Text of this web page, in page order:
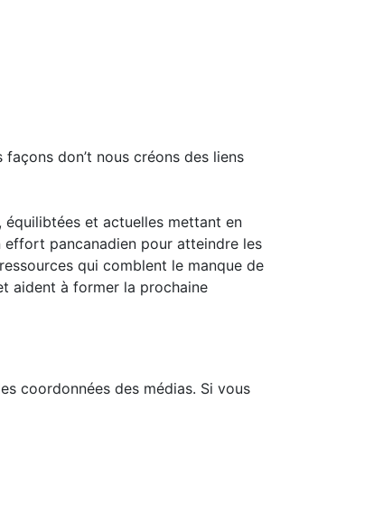
don’t nous créons des liens
et actuelles mettant en
effort pancanadien pour atteindre les
qui comblent le manque de
aident à former la prochaine
coordonnées des médias. Si vous